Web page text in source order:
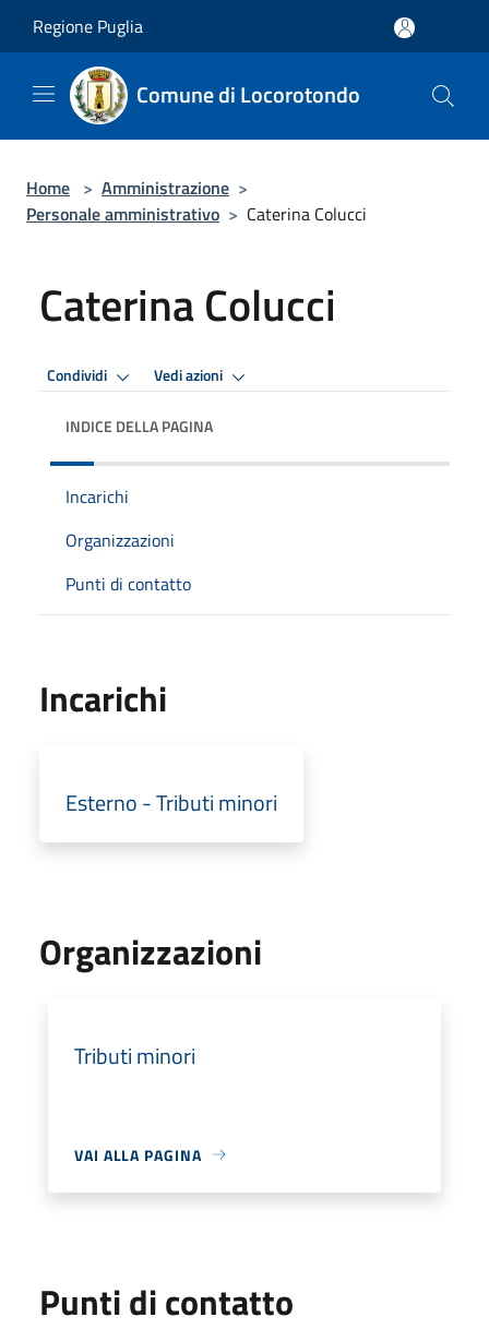
Regione Puglia
Comune di Locorotondo
Home > Amministrazione >
Personale amministrativo > Caterina Colucci
Caterina Colucci
Condividi Vedi azioni
INDICE DELLA PAGINA
Incarichi
Organizzazioni
Punti di contatto
Incarichi
Esterno - Tributi minori
Organizzazioni
Tributi minori
VAI ALLA PAGINA
Punti di contatto